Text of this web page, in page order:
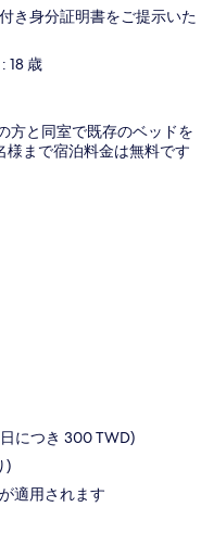
き身分証明書をご提示いた
18 歳
方と同室で既存のベッドを
様まで宿泊料金は無料です
につき 300 TWD)
)
適用されます